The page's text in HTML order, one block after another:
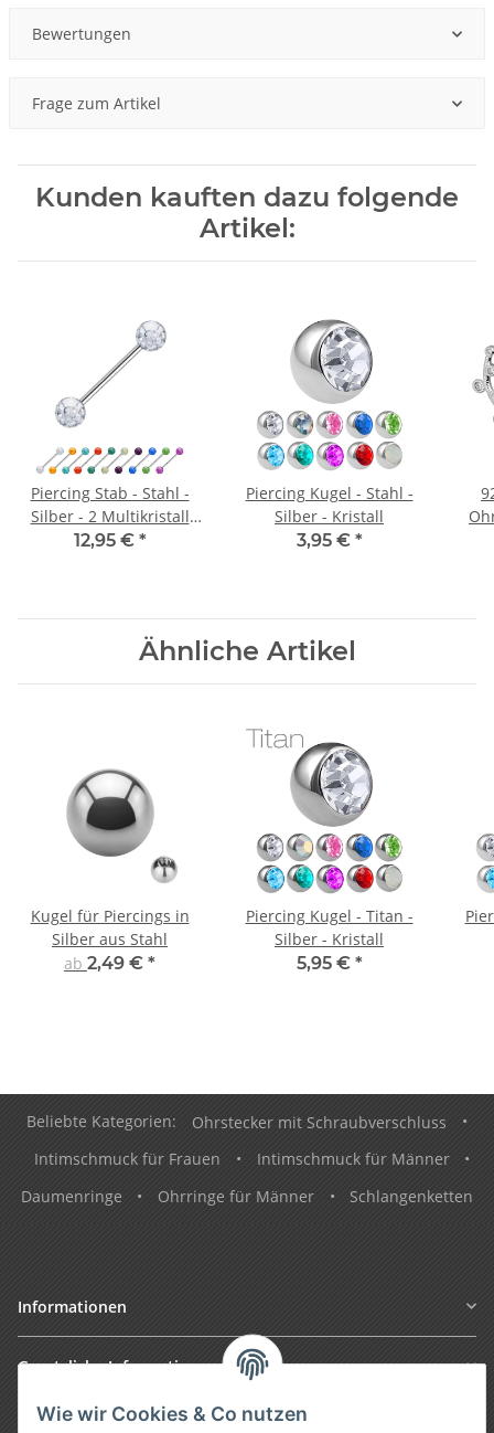
Wie wir Cookies & Co nutzen
Bewertungen
Frage zum Artikel
Kunden kauften dazu folgende
Artikel:
Piercing Stab - Stahl -
Silber - 2 Multikristall
Kugeln
12,95 € *
Piercing Kugel - Stahl -
Silber - Kristall
3,95 € *
Ähnliche Artikel
Kugel für Piercings in
Silber aus Stahl
ab 2,49 € *
Piercing Kugel - Titan -
Silber - Kristall
5,95 € *
Beliebte Kategorien: Ohrstecker mit Schraubverschluss
•
Intimschmuck für Frauen
• Intimschmuck für Männer
•
Daumenringe
• Ohrringe für Männer • Schlangenketten
Informationen
Gesetzliche Informationen